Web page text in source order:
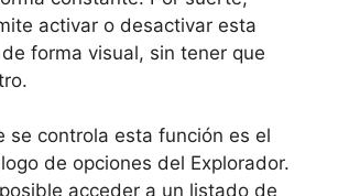
activar o desactivar esta
forma visual, sin tener que
se controla esta función es el
de opciones del Explorador.
acceder a un listado de